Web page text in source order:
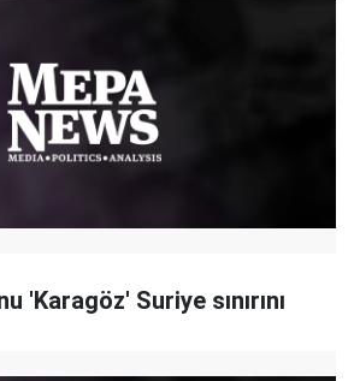
'Karagöz' Suriye sınırını